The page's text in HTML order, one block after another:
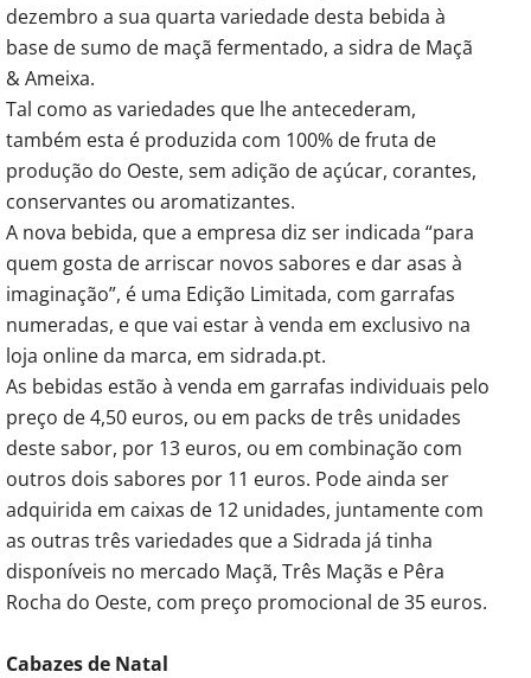
dezembro a sua quarta variedade desta bebida à
base de sumo de maçã fermentado, a sidra de Maçã
& Ameixa.
Tal como as variedades que lhe antecederam,
também esta é produzida com 100% de fruta de
produção do Oeste, sem adição de açúcar, corantes,
conservantes ou aromatizantes.
A nova bebida, que a empresa diz ser indicada “para
quem gosta de arriscar novos sabores e dar asas à
imaginação”, é uma Edição Limitada, com garrafas
numeradas, e que vai estar à venda em exclusivo na
loja online da marca, em sidrada.pt.
As bebidas estão à venda em garrafas individuais pelo
preço de 4,50 euros, ou em packs de três unidades
deste sabor, por 13 euros, ou em combinação com
outros dois sabores por 11 euros. Pode ainda ser
adquirida em caixas de 12 unidades, juntamente com
as outras três variedades que a Sidrada já tinha
disponíveis no mercado Maçã, Três Maçãs e Pêra
Rocha do Oeste, com preço promocional de 35 euros.
Cabazes de Natal